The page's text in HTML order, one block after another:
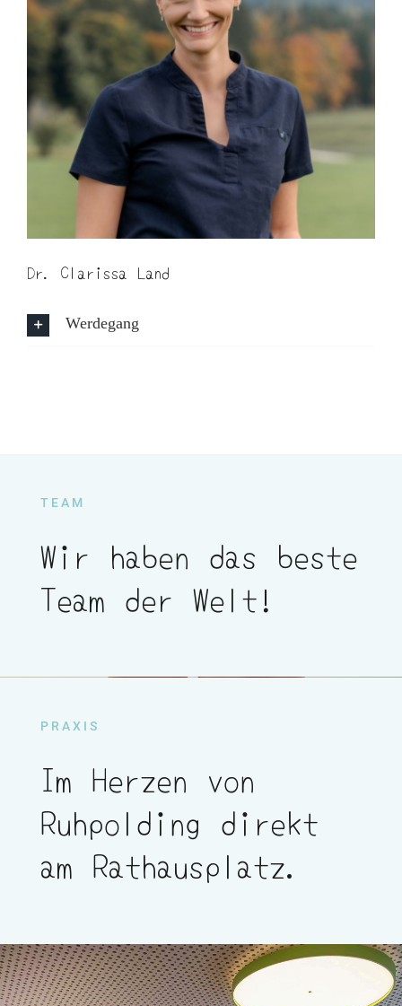
Dr. Clarissa Land
Werdegang
TEAM
Wir haben das beste
Team der Welt!
PRAXIS
Im Herzen von
Ruhpolding direkt
am Rathausplatz.